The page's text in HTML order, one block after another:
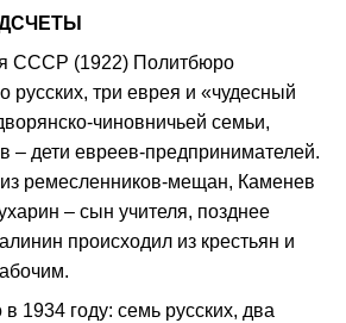
СССР (1922) Политбюро
русских, три еврея и «чудесный
чиновничьей семьи,
– дети евреев-предпринимателей.
ремесленников-мещан, Каменев
– сын учителя, позднее
происходил из крестьян и
1934 году: семь русских, два